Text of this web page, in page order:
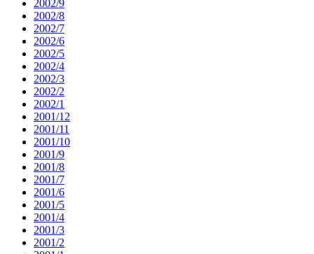
2002/9
2002/8
2002/7
2002/6
2002/5
2002/4
2002/3
2002/2
2002/1
2001/12
2001/11
2001/10
2001/9
2001/8
2001/7
2001/6
2001/5
2001/4
2001/3
2001/2